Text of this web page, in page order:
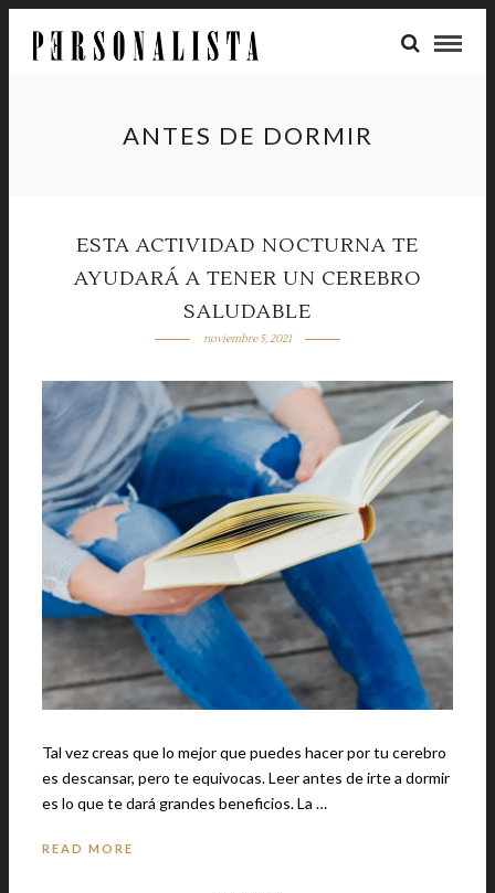
ANTES DE DORMIR
ESTA ACTIVIDAD NOCTURNA TE
AYUDARÁ A TENER UN CEREBRO
SALUDABLE
noviembre 5, 2021
Tal vez creas que lo mejor que puedes hacer por tu cerebro
es descansar, pero te equivocas. Leer antes de irte a dormir
es lo que te dará grandes beneficios. La …
READ MORE